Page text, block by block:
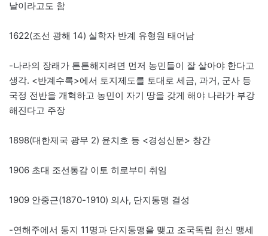
날이라고도 함
1622(조선 광해 14) 실학자 반계 유형원 태어남
-나라의 장래가 튼튼해지려면 먼저 농민들이 잘 살아야 한다고
생각. <반계수록>에서 토지제도를 토대로 세금, 과거, 군사 등
국정 전반을 개혁하고 농민이 자기 땅을 갖게 해야 나라가 부강
해진다고 주장
1898(대한제국 광무 2) 윤치호 등 <경성신문> 창간
1906 초대 조선통감 이토 히로부미 취임
1909 안중근(1870-1910) 의사, 단지동맹 결성
-연해주에서 동지 11명과 단지동맹을 맺고 조국독립 헌신 맹세